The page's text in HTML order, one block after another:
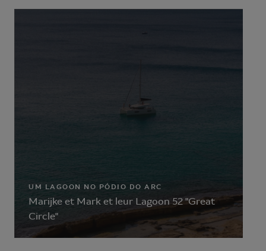
UM LAGOON NO PÓDIO DO ARC
Marijke et Mark et leur Lagoon 52 "Great
Circle"